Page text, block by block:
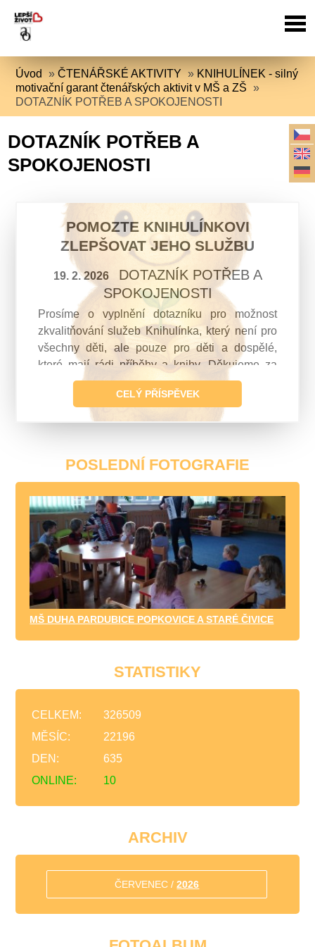
Úvod »ČTENÁŘSKÉ AKTIVITY » KNIHULÍNEK - silný
motivační garant čtenářských aktivit v MŠ a ZŠ »
DOTAZNÍK POTŘEB A SPOKOJENOSTI
DOTAZNÍK POTŘEB A
SPOKOJENOSTI
POMOZTE KNIHULÍNKOVI
ZLEPŠOVAT JEHO SLUŽBU
19. 2. 2026
DOTAZNÍK POTŘEB A
SPOKOJENOSTI
Prosíme o vyplnění dotazníku pro možnost
zkvalitňování služeb Knihulínka, který není pro
všechny děti, ale pouze pro děti a dospělé,
které mají rádi příběhy a knihy. Děkujeme za
Vaše 2 minuty pomoci. VášKNIHULÍNEK
CELÝ PŘÍSPĚVEK
POSLEDNÍ FOTOGRAFIE
MŠ DUHA PARDUBICE POPKOVICE A STARÉ ČIVICE
STATISTIKY
ONLINE: 10
CELKEM:
326509
MĚSÍC:
22196
DEN:
635
ARCHIV
ČERVENEC /2026